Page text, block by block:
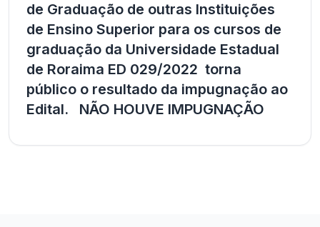
de Graduação de outras Instituições
de Ensino Superior para os cursos de
graduação da Universidade Estadual
de Roraima ED 029/2022 torna
público o resultado da impugnação ao
Edital. NÃO HOUVE IMPUGNAÇÃO